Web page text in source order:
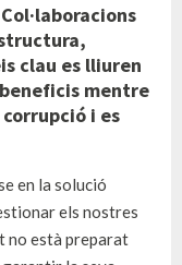
clau es lliuren
mentre
i es
en la solució
els nostres
no està preparat